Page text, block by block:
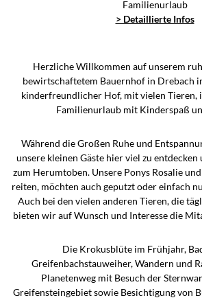
Familienurlaub
> Detaillierte Infos
Herzliche Willkommen auf unserem
bewirtschaftetem Bauernhof in Drebach
kinderfreundlicher Hof, mit vielen Tieren,
Familienurlaub mit Kinderspaß
Während die Großen Ruhe und
unsere kleinen Gäste hier viel zu entdecken
zum Herumtoben. Unsere Ponys Rosalie
reiten, möchten auch geputzt oder einfach
Auch bei den vielen anderen Tieren, die
bieten wir auf Wunsch und Interesse die
Die Krokusblüte im Frühjahr,
Greifenbachstauweiher, Wandern und
Planetenweg mit Besuch der
Greifensteingebiet sowie Besichtigung von